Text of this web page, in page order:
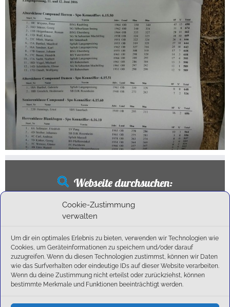
Cookie-Zustimmung
verwalten
Um dir ein optimales Erlebnis zu bieten, verwenden wir Technologien wie
Cookies, um Geräteinformationen zu speichern und/oder darauf
zuzugreifen. Wenn du diesen Technologien zustimmst, können wir Daten
wie das Surfverhalten oder eindeutige IDs auf dieser Website verarbeiten.
Wenn du deine Zustimmung nicht erteilst oder zurückziehst, können
bestimmte Merkmale und Funktionen beeinträchtigt werden.
Webseite durchsuchen:
Neueste Beiträge
Ballschule erweitert!
6:1-Triumph im Heimfinale: Der SC Olching schießt sich zurück in die Landesliga!